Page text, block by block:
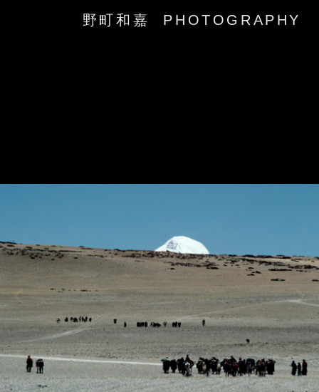
野町和嘉 PHOTOGRAPHY
‹ ›